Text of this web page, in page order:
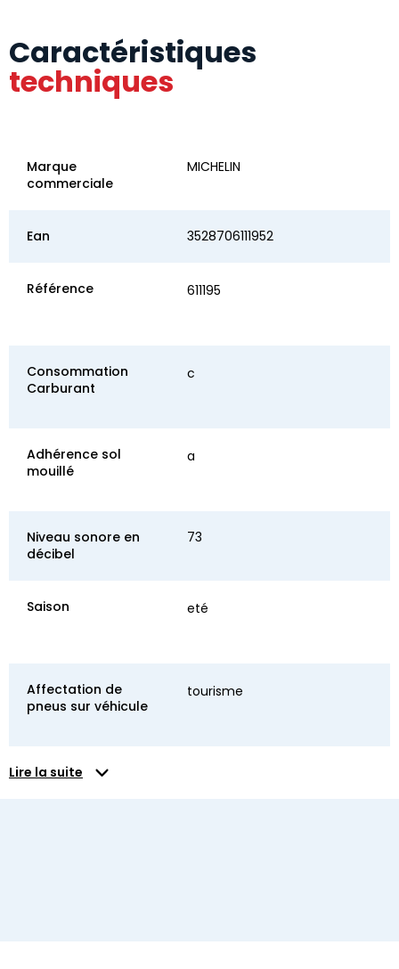
Caractéristiques
techniques
Marque
commerciale
MICHELIN
Ean 3528706111952
Référence 611195
Consommation
Carburant
c
Adhérence sol
mouillé
a
Niveau sonore en
décibel
73
Saison eté
Affectation de
pneus sur véhicule
tourisme
Lire la suite